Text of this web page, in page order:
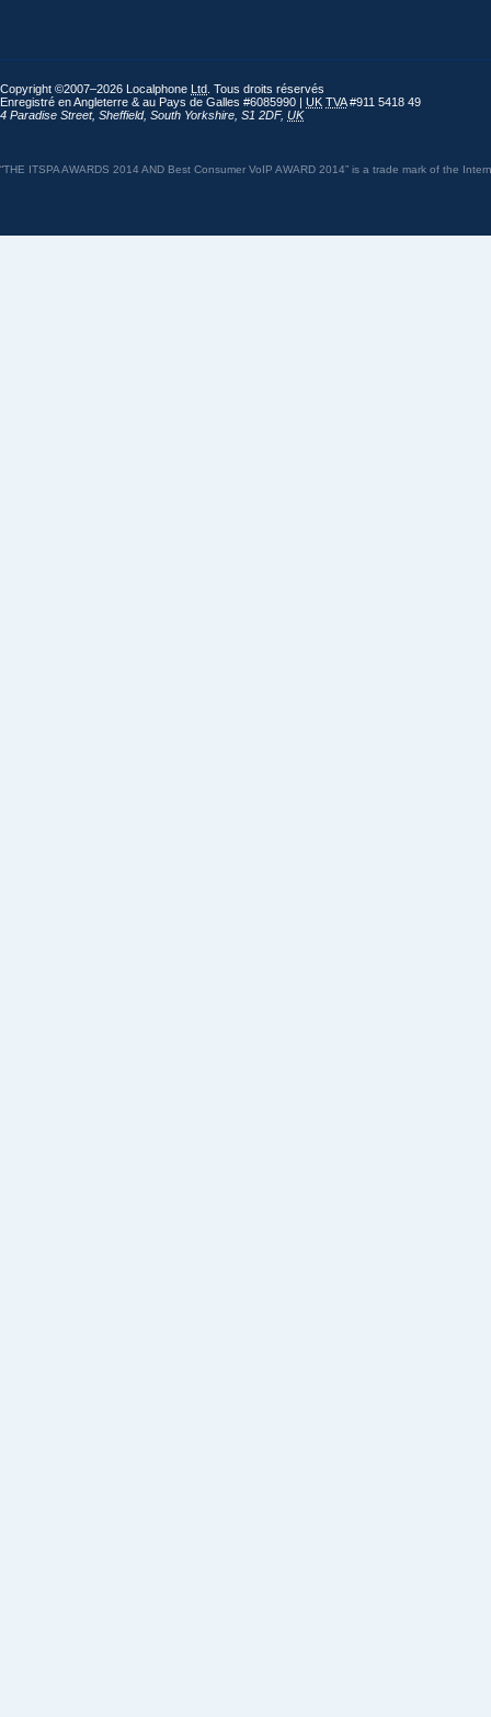
Copyright ©2007–2026 Localphone Ltd . Tous droits réservés
Enregistré en Angleterre & au Pays de Galles #6085990 | UK TVA#911 5418 49
4 Paradise Street, Sheffield, South Yorkshire S1 2DF, UK
“THE ITSPA AWARDS 2014 AND Best Consumer VoIP AWARD 2014” is a trade mark of the